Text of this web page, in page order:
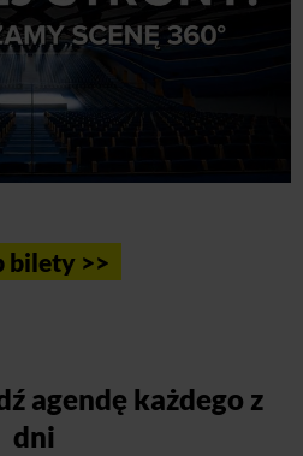
bilety >>
agendę każdego z
dni